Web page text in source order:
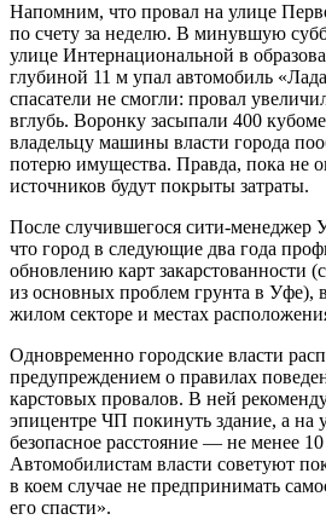
Напомним, что провал на улице
по счету за неделю. В минувшую
улице Интернациональной в
глубиной 11 м упал автомобиль
спасатели не смогли: провал
вглубь. Воронку засыпали 400
владельцу машины власти города
потерю имущества. Правда, пока не
источников будут покрыты затраты.
После случившегося сити-менеджер
что город в следующие два года
обновлению карт закарстованности
из основных проблем грунта в Уфе),
жилом секторе и местах
Одновременно городские власти
предупреждением о правилах
карстовых провалов. В ней
эпицентре ЧП покинуть здание, а на
безопасное расстояние — не менее
Автомобилистам власти советуют
в коем случае не предпринимать
его спасти».